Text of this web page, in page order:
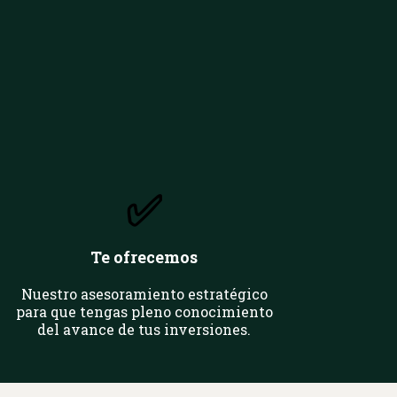
✅
Te ofrecemos
Nuestro asesoramiento estratégico
para que tengas pleno conocimiento
del avance de tus inversiones.